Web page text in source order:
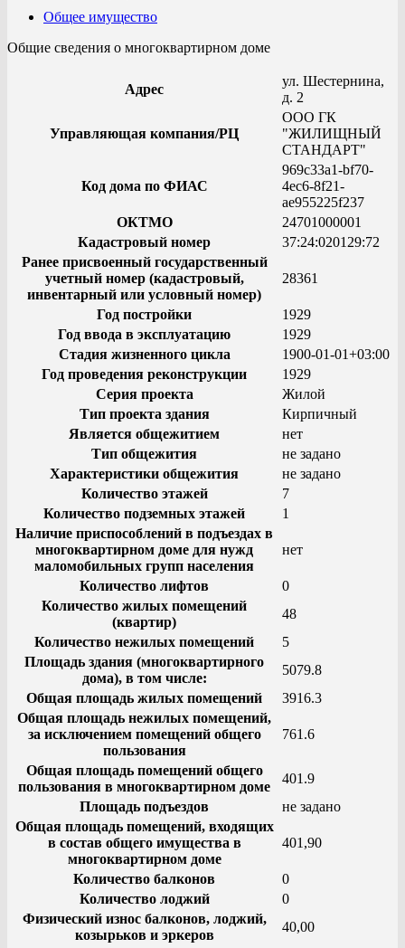
Общее имущество
Общие сведения о многоквартирном доме
Адрес
ул. Шестернина,
д. 2
Управляющая компания/РЦ
ООО ГК
"ЖИЛИЩНЫЙ
СТАНДАРТ"
Код дома по ФИАС
969c33a1-bf70-
4ec6-8f21-
ae955225f237
ОКТМО
24701000001
Кадастровый номер
37:24:020129:72
Ранее присвоенный государственный
учетный номер (кадастровый,
инвентарный или условный номер)
28361
Год постройки
1929
Год ввода в эксплуатацию
1929
Стадия жизненного цикла
1900-01-01+03:00
Год проведения реконструкции
1929
Серия проекта
Жилой
Тип проекта здания
Кирпичный
Является общежитием
нет
Тип общежития
не задано
Характеристики общежития
не задано
Количество этажей
7
Количество подземных этажей
1
Наличие приспособлений в подъездах в
многоквартирном доме для нужд
маломобильных групп населения
нет
Количество лифтов
0
Количество жилых помещений
(квартир)
48
Количество нежилых помещений
5
Площадь здания (многоквартирного
дома), в том числе:
5079.8
Общая площадь жилых помещений
3916.3
Общая площадь нежилых помещений,
за исключением помещений общего
пользования
761.6
Общая площадь помещений общего
пользования в многоквартирном доме
401.9
Площадь подъездов
не задано
Общая площадь помещений, входящих
в состав общего имущества в
многоквартирном доме
401,90
Количество балконов
0
Количество лоджий
0
Физический износ балконов, лоджий,
козырьков и эркеров
40,00